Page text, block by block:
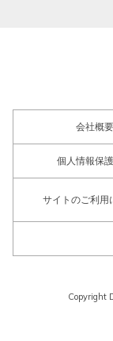
会社概要
個人情報保
サイトのご利用
Copyright